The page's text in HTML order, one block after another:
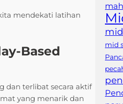
mendekati latihan
Based
dan terlibat secara aktif
yang menarik dan
mid